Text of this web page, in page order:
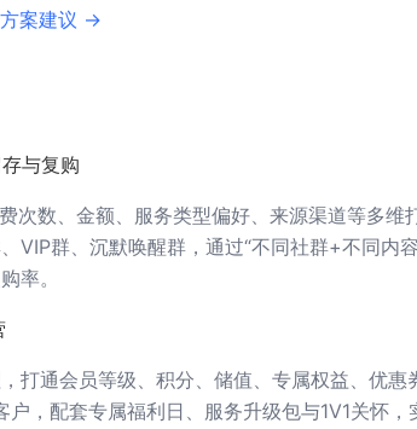
案建议 →
与复购
次数、金额、服务类型偏好、来源渠道等多维
VIP群、沉默唤醒群，通过“不同社群+不同内
率。
打通会员等级、积分、储值、专属权益、优惠
，配套专属福利日、服务升级包与1V1关怀，